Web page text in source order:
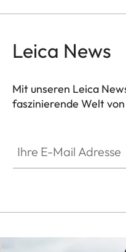
Leica News
Mit unseren Leica
faszinierende Welt